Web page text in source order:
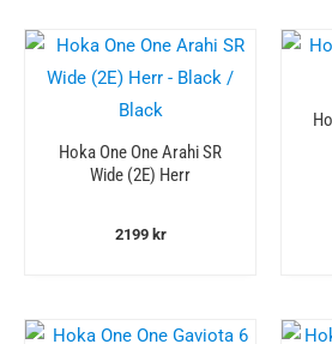
Hoka One One Arahi SR
Wide (2E) Herr
2199 kr